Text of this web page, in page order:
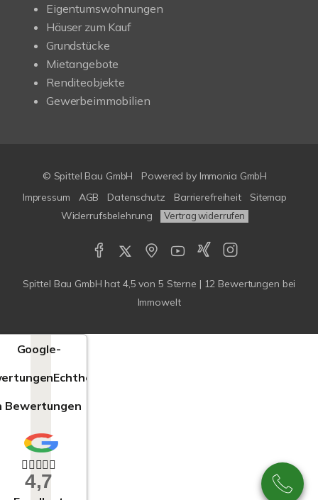
Eigentumswohnungen
Häuser zum Kauf
Grundstücke
Mietangebote
Renditeobjekte
Gewerbeimmobilien
© Spittel Bau GmbH Powered by Immonia GmbH
Impressum
AGB Datenschutz Barrierefreiheit
Sitemap
Widerrufsbelehrung
Vertrag widerrufen
Spittel Bau GmbH hat 4,5 von 5 Sterne | 12 Bewertungen bei
Immowelt
Google-
Echtheit
Bewertungen
4,7